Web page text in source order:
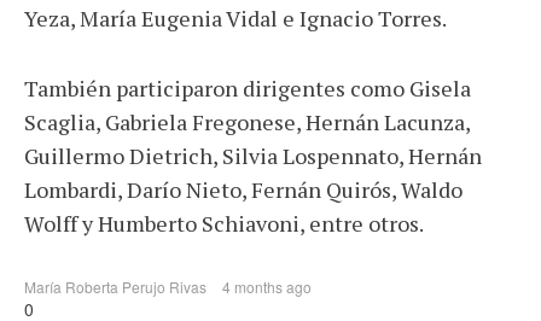
Yeza, María Eugenia Vidal e Ignacio Torres.
También participaron dirigentes como Gisela
Scaglia, Gabriela Fregonese, Hernán Lacunza,
Guillermo Dietrich, Silvia Lospennato, Hernán
Lombardi, Darío Nieto, Fernán Quirós, Waldo
Wolff y Humberto Schiavoni, entre otros.
María Roberta Perujo Rivas 4 months ago
0